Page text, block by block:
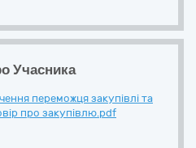
Учасника
переможця закупівлі та
про закупівлю.pdf